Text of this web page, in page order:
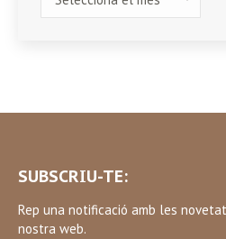
SUBSCRIU-TE:
Rep una notificació amb les
nostra web.